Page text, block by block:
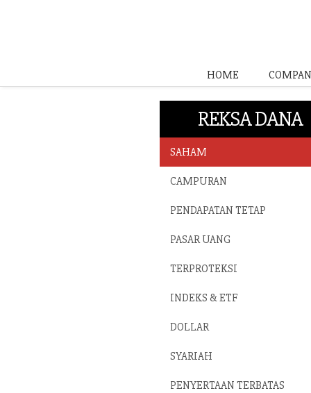
HOME
REKSA DANA
SAHAM
CAMPURAN
PENDAPATAN TETAP
PASAR UANG
TERPROTEKSI
INDEKS & ETF
DOLLAR
SYARIAH
PENYERTAAN TERBATAS